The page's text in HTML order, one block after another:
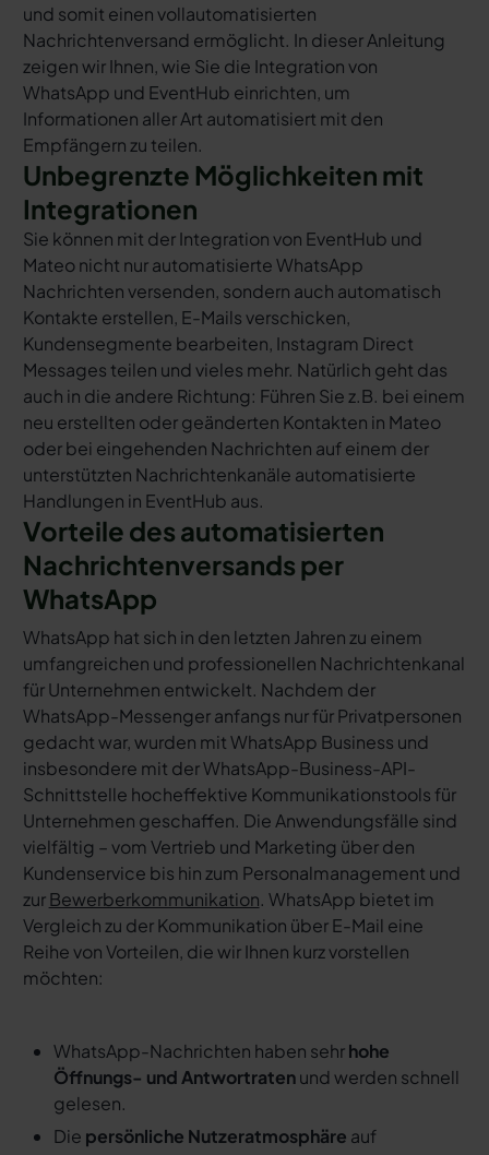
und somit einen vollautomatisierten
Nachrichtenversand ermöglicht. In dieser Anleitung
zeigen wir Ihnen, wie Sie die Integration von
WhatsApp und EventHub einrichten, um
Informationen aller Art automatisiert mit den
Empfängern zu teilen.
Unbegrenzte Möglichkeiten mit
Integrationen
Sie können mit der Integration von EventHub und
Mateo nicht nur automatisierte WhatsApp
Nachrichten versenden, sondern auch automatisch
Kontakte erstellen, E-Mails verschicken,
Kundensegmente bearbeiten, Instagram Direct
Messages teilen und vieles mehr. Natürlich geht das
auch in die andere Richtung: Führen Sie z.B. bei einem
neu erstellten oder geänderten Kontakten in Mateo
oder bei eingehenden Nachrichten auf einem der
unterstützten Nachrichtenkanäle automatisierte
Handlungen in EventHub aus.
Vorteile des automatisierten
Nachrichtenversands per
WhatsApp
WhatsApp hat sich in den letzten Jahren zu einem
umfangreichen und professionellen Nachrichtenkanal
für Unternehmen entwickelt. Nachdem der
WhatsApp-Messenger anfangs nur für Privatpersonen
gedacht war, wurden mit WhatsApp Business und
insbesondere mit der WhatsApp-Business-API-
Schnittstelle hocheffektive Kommunikationstools für
Unternehmen geschaffen. Die Anwendungsfälle sind
vielfältig – vom Vertrieb und Marketing über den
Kundenservice bis hin zum Personalmanagement und
zurBewerberkommunikation. WhatsApp bietet im
Vergleich zu der Kommunikation über E-Mail eine
Reihe von Vorteilen, die wir Ihnen kurz vorstellen
möchten:
WhatsApp-Nachrichten haben sehrhohe
Öffnungs- und Antwortratenund werden schnell
gelesen.
Die persönliche Nutzeratmosphäre auf